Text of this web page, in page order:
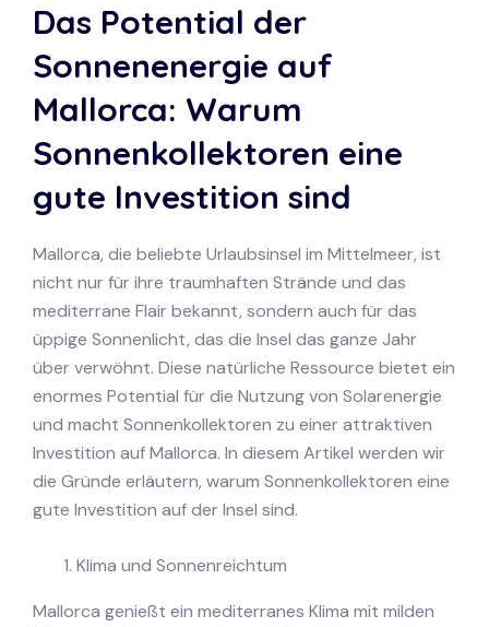
Das Potential der
Sonnenenergie auf
Mallorca: Warum
Sonnenkollektoren eine
gute Investition sind
Mallorca, die beliebte Urlaubsinsel im Mittelmeer, ist
nicht nur für ihre traumhaften Strände und das
mediterrane Flair bekannt, sondern auch für das
üppige Sonnenlicht, das die Insel das ganze Jahr
über verwöhnt. Diese natürliche Ressource bietet ein
enormes Potential für die Nutzung von Solarenergie
und macht Sonnenkollektoren zu einer attraktiven
Investition auf Mallorca. In diesem Artikel werden wir
die Gründe erläutern, warum Sonnenkollektoren eine
gute Investition auf der Insel sind.
Klima und Sonnenreichtum
Mallorca genießt ein mediterranes Klima mit milden